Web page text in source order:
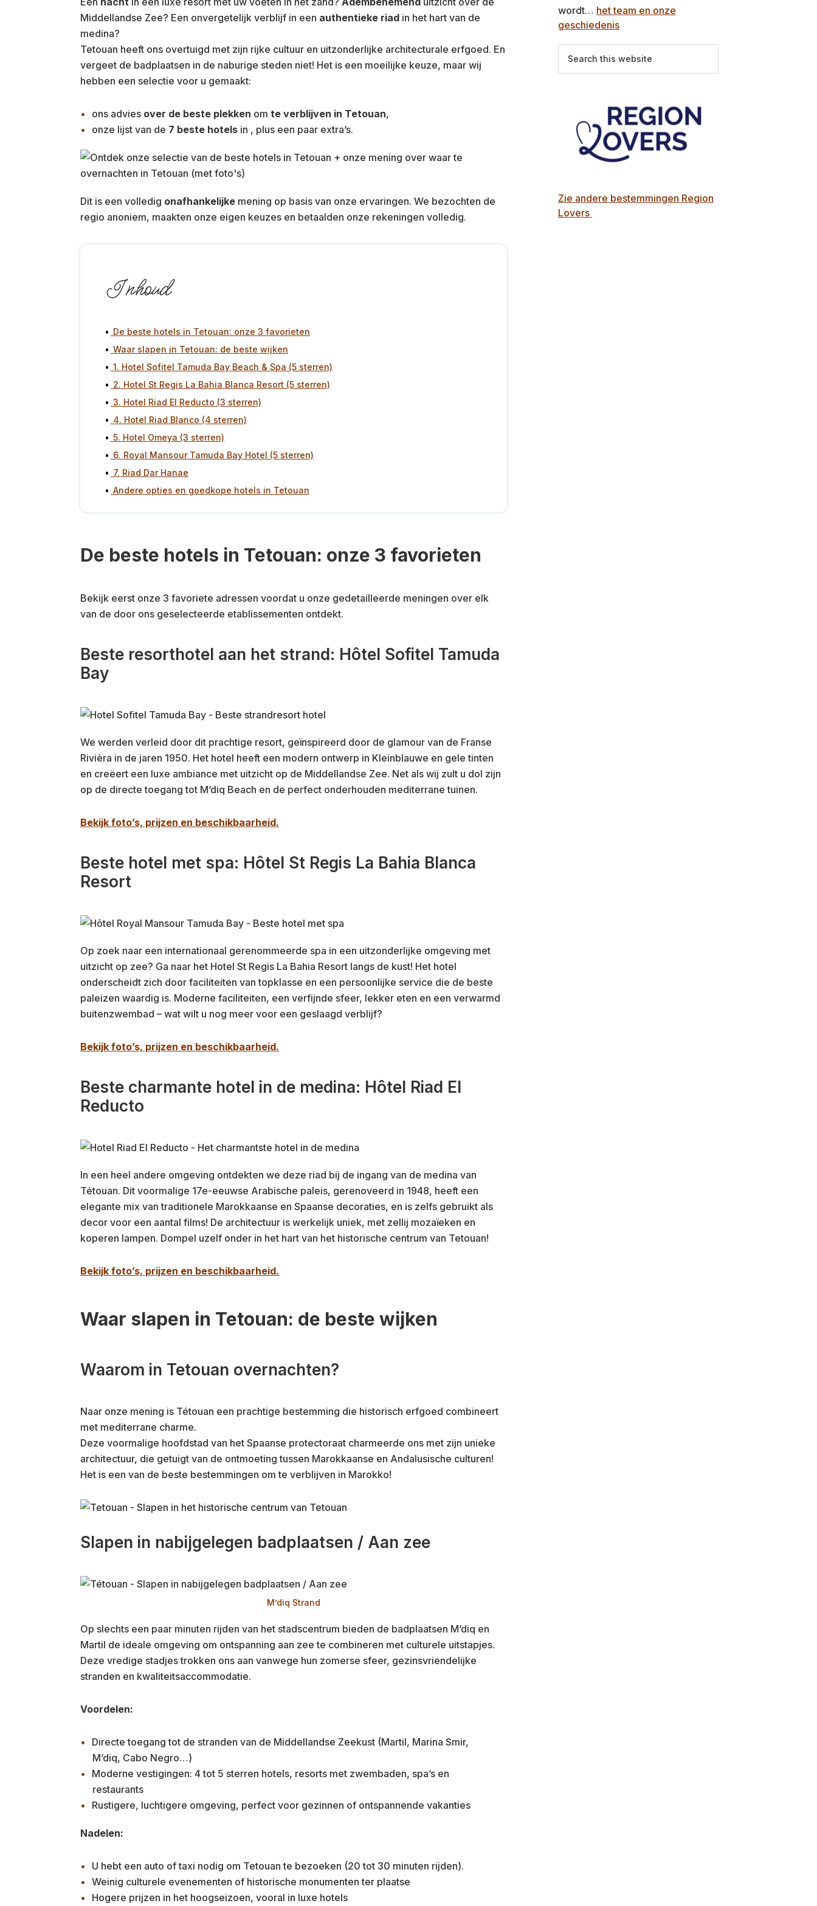
Middellandse Zee? Een onvergetelijk verblijf in een authentieke riad in het hart van de
medina?
Tetouan heeft ons overtuigd met zijn rijke cultuur en uitzonderlijke architecturale erfgoed. En
vergeet de badplaatsen in de naburige steden niet! Het is een moeilijke keuze, maar wij
hebben een selectie voor u gemaakt:
ons advies over de beste plekken om te verblijven in Tetouan,
onze lijst van de 7 beste hotels in , plus een paar extra’s.
Dit is een volledig onafhankelijke mening op basis van onze ervaringen. We bezochten de
regio anoniem, maakten onze eigen keuzes en betaalden onze rekeningen volledig.
Inhoud
De beste hotels in Tetouan: onze 3 favorieten
Waar slapen in Tetouan: de beste wijken
1. Hotel Sofitel Tamuda Bay Beach & Spa (5 sterren)
2. Hotel St Regis La Bahia Blanca Resort (5 sterren)
3. Hotel Riad El Reducto (3 sterren)
4. Hotel Riad Blanco (4 sterren)
5. Hotel Omeya (3 sterren)
6. Royal Mansour Tamuda Bay Hotel (5 sterren)
7. Riad Dar Hanae
Andere opties en goedkope hotels in Tetouan
De beste hotels in Tetouan: onze 3 favorieten
Bekijk eerst onze 3 favoriete adressen voordat u onze gedetailleerde meningen over elk
van de door ons geselecteerde etablissementen ontdekt.
Beste resorthotel aan het strand: Hôtel Sofitel Tamuda
Bay
We werden verleid door dit prachtige resort, geïnspireerd door de glamour van de Franse
Rivièra in de jaren 1950. Het hotel heeft een modern ontwerp in Kleinblauwe en gele tinten
en creëert een luxe ambiance met uitzicht op de Middellandse Zee. Net als wij zult u dol zijn
op de directe toegang tot M’diq Beach en de perfect onderhouden mediterrane tuinen.
Bekijk foto’s, prijzen en beschikbaarheid.
Beste hotel met spa: Hôtel St Regis La Bahia Blanca
Resort
Op zoek naar een internationaal gerenommeerde spa in een uitzonderlijke omgeving met
uitzicht op zee? Ga naar het Hotel St Regis La Bahia Resort langs de kust! Het hotel
onderscheidt zich door faciliteiten van topklasse en een persoonlijke service die de beste
paleizen waardig is. Moderne faciliteiten, een verfijnde sfeer, lekker eten en een verwarmd
buitenzwembad – wat wilt u nog meer voor een geslaagd verblijf?
Bekijk foto’s, prijzen en beschikbaarheid.
Beste charmante hotel in de medina: Hôtel Riad El
Reducto
In een heel andere omgeving ontdekten we deze riad bij de ingang van de medina van
Tétouan. Dit voormalige 17e-eeuwse Arabische paleis, gerenoveerd in 1948, heeft een
elegante mix van traditionele Marokkaanse en Spaanse decoraties, en is zelfs gebruikt als
decor voor een aantal films! De architectuur is werkelijk uniek, met zellij mozaïeken en
koperen lampen. Dompel uzelf onder in het hart van het historische centrum van Tetouan!
Bekijk foto’s, prijzen en beschikbaarheid.
Waar slapen in Tetouan: de beste wijken
Waarom in Tetouan overnachten?
Naar onze mening is Tétouan een prachtige bestemming die historisch erfgoed combineert
met mediterrane charme.
Deze voormalige hoofdstad van het Spaanse protectoraat charmeerde ons met zijn unieke
architectuur, die getuigt van de ontmoeting tussen Marokkaanse en Andalusische culturen!
Het is een van de beste bestemmingen om te verblijven in Marokko!
Slapen in nabijgelegen badplaatsen / Aan zee
M’diq Strand
Op slechts een paar minuten rijden van het stadscentrum bieden de badplaatsen M’diq en
Martil de ideale omgeving om ontspanning aan zee te combineren met culturele uitstapjes.
Deze vredige stadjes trokken ons aan vanwege hun zomerse sfeer, gezinsvriendelijke
stranden en kwaliteitsaccommodatie.
Voordelen:
Directe toegang tot de stranden van de Middellandse Zeekust (Martil, Marina Smir,
M’diq, Cabo Negro…)
Moderne vestigingen: 4 tot 5 sterren hotels, resorts met zwembaden, spa’s en
restaurants
Rustigere, luchtigere omgeving, perfect voor gezinnen of ontspannende vakanties
Nadelen:
U hebt een auto of taxi nodig om Tetouan te bezoeken (20 tot 30 minuten rijden).
Weinig culturele evenementen of historische monumenten ter plaatse
Hogere prijzen in het hoogseizoen, vooral in luxe hotels
wordt… het team en onze
geschiedenis
this
Zie andere bestemmingen Region
Lovers